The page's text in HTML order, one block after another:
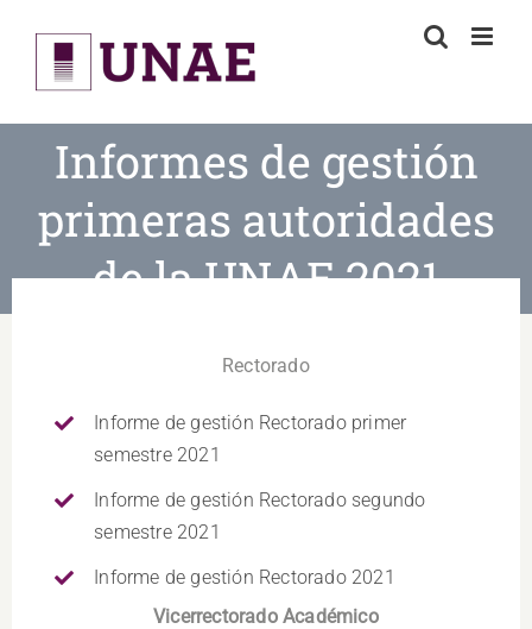
content
Informes de gestión
primeras autoridades
de la UNAE 2021
Rectorado
Informe de gestión Rectorado primer
semestre 2021
Informe de gestión Rectorado segundo
semestre 2021
Informe de gestión Rectorado 2021
Vicerrectorado Académico